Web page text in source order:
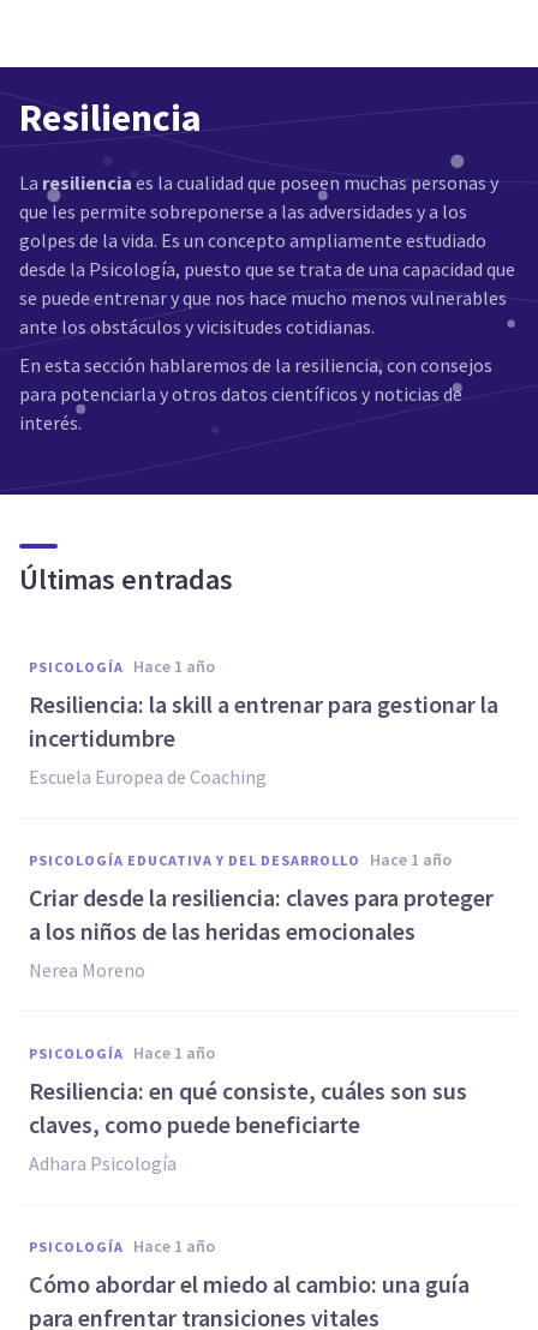
Resiliencia
La resiliencia es la cualidad que poseen muchas personas y
que les permite sobreponerse a las adversidades y a los
golpes de la vida. Es un concepto ampliamente estudiado
desde la Psicología, puesto que se trata de una capacidad que
se puede entrenar y que nos hace mucho menos vulnerables
ante los obstáculos y vicisitudes cotidianas.
En esta sección hablaremos de la resiliencia, con consejos
para potenciarla y otros datos científicos y noticias de
interés.
Últimas entradas
PSICOLOGÍA hace 1 año
Resiliencia: la skill a entrenar para gestionar la
incertidumbre
Escuela Europea de Coaching
PSICOLOGÍA EDUCATIVA Y DEL DESARROLLO hace 1 año
Criar desde la resiliencia: claves para proteger
a los niños de las heridas emocionales
Nerea Moreno
PSICOLOGÍA hace 1 año
Resiliencia: en qué consiste, cuáles son sus
claves, como puede beneficiarte
Adhara Psicología
PSICOLOGÍA hace 1 año
Cómo abordar el miedo al cambio: una guía
para enfrentar transiciones vitales